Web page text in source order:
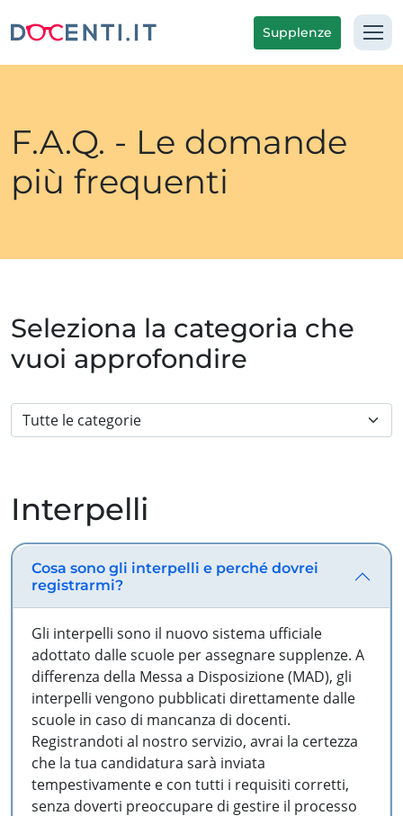
Supplenze
F.A.Q. - Le domande
più frequenti
Seleziona la categoria che
vuoi approfondire
Interpelli
Cosa sono gli interpelli e perché dovrei
registrarmi?
Gli interpelli sono il nuovo sistema ufficiale
adottato dalle scuole per assegnare supplenze. A
differenza della Messa a Disposizione (MAD), gli
interpelli vengono pubblicati direttamente dalle
scuole in caso di mancanza di docenti.
Registrandoti al nostro servizio, avrai la certezza
che la tua candidatura sarà inviata
tempestivamente e con tutti i requisiti corretti,
senza doverti preoccupare di gestire il processo